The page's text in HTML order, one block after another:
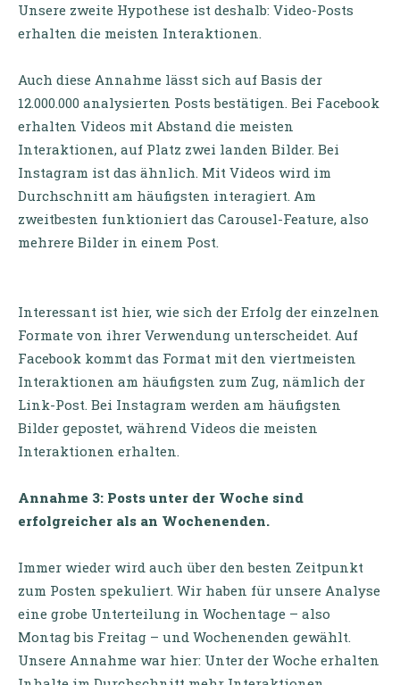
Unsere zweite Hypothese ist deshalb: Video-Posts
erhalten die meisten Interaktionen.
Auch diese Annahme lässt sich auf Basis der
12.000.000 analysierten Posts bestätigen. Bei Facebook
erhalten Videos mit Abstand die meisten
Interaktionen, auf Platz zwei landen Bilder. Bei
Instagram ist das ähnlich. Mit Videos wird im
Durchschnitt am häufigsten interagiert. Am
zweitbesten funktioniert das Carousel-Feature, also
mehrere Bilder in einem Post.
Interessant ist hier, wie sich der Erfolg der einzelnen
Formate von ihrer Verwendung unterscheidet. Auf
Facebook kommt das Format mit den viertmeisten
Interaktionen am häufigsten zum Zug, nämlich der
Link-Post. Bei Instagram werden am häufigsten
Bilder gepostet, während Videos die meisten
Interaktionen erhalten.
Annahme 3: Posts unter der Woche sind
erfolgreicher als an Wochenenden.
Immer wieder wird auch über den besten Zeitpunkt
zum Posten spekuliert. Wir haben für unsere Analyse
eine grobe Unterteilung in Wochentage – also
Montag bis Freitag – und Wochenenden gewählt.
Unsere Annahme war hier: Unter der Woche erhalten